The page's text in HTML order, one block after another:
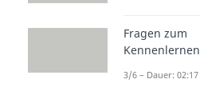
Fragen zum
Kennenlernen
3/6 – Dauer: 02:17